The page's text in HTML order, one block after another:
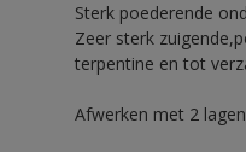
Sterk poederende
Zeer sterk
terpentine en tot
Afwerken met 2